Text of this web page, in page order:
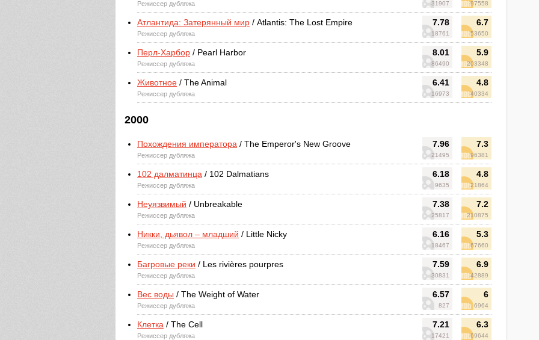
31907 97558
Режиссер дубляжа
7.78
18761
6.7
53650
Атлантида: Затерянный мир / Atlantis: The Lost Empire
Режиссер дубляжа
8.01
86490
5.9
203348
Перл-Харбор / Pearl Harbor
Режиссер дубляжа
6.41
16973
4.8
40334
Животное / The Animal
Режиссер дубляжа
2000
7.96
21495
7.3
96381
Похождения императора / The Emperor's New Groove
Режиссер дубляжа
6.18
9635
4.8
21864
102 далматинца / 102 Dalmatians
Режиссер дубляжа
7.38
25817
7.2
210875
Неуязвимый / Unbreakable
Режиссер дубляжа
6.16
18467
5.3
67660
Никки, дьявол – младший / Little Nicky
Режиссер дубляжа
7.59
30831
6.9
42889
Багровые реки / Les rivières pourpres
Режиссер дубляжа
6.57
827
6
6964
Вес воды / The Weight of Water
Режиссер дубляжа
7.21
17421
6.3
69644
Клетка / The Cell
Режиссер дубляжа